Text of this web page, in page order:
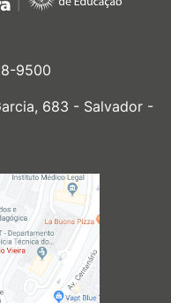
9500
683 - Salvador -